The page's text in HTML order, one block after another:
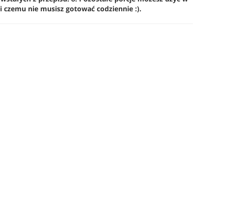
nie musisz gotować codziennie :).